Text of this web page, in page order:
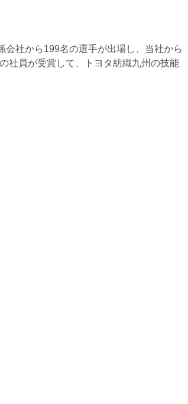
会社から199名の選手が出場し、当社から
社員が受賞して、トヨタ紡織九州の技能